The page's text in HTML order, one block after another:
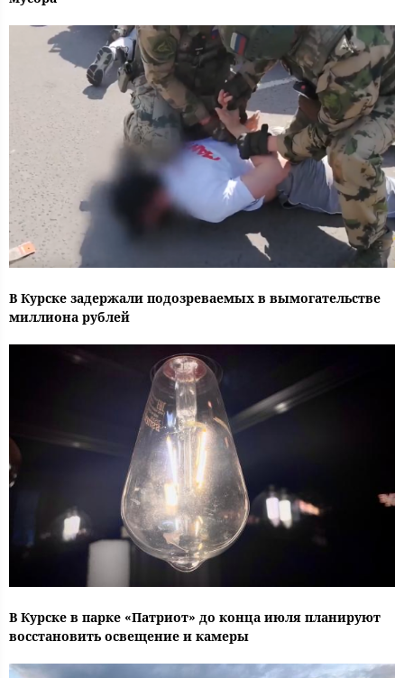
В Курске задержали подозреваемых в вымогательстве
миллиона рублей
В Курске в парке «Патриот» до конца июля планируют
восстановить освещение и камеры